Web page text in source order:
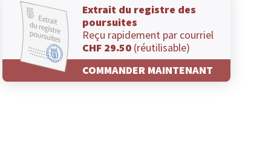
Extrait du registre des
poursuites
Reçu rapidement par courriel
CHF 29.50 (réutilisable)
COMMANDER MAINTENANT